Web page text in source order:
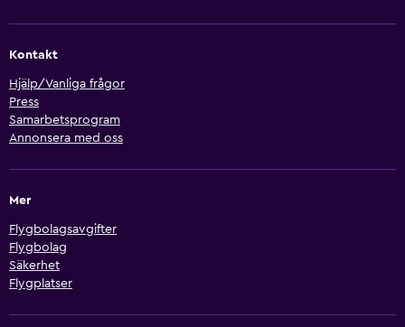
Kontakt
Hjälp/Vanliga frågor
Press
Samarbetsprogram
Annonsera med oss
Mer
Flygbolagsavgifter
Flygbolag
Säkerhet
Flygplatser